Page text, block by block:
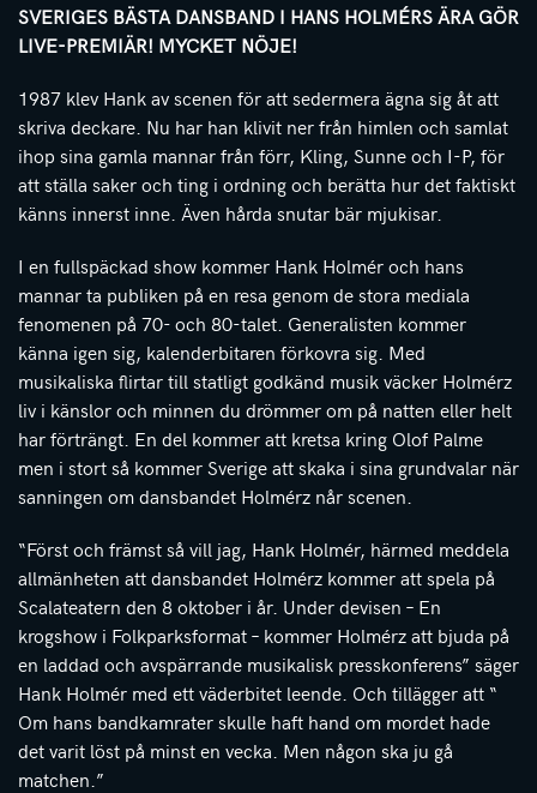
SVERIGES BÄSTA DANSBAND I HANS HOLMÉRS ÄRA GÖR
LIVE-PREMIÄR! MYCKET NÖJE!
1987 klev Hank av scenen för att sedermera ägna sig åt att
skriva deckare. Nu har han klivit ner från himlen och samlat
ihop sina gamla mannar från förr, Kling, Sunne och I-P, för
att ställa saker och ting i ordning och berätta hur det faktiskt
känns innerst inne. Även hårda snutar bär mjukisar.
I en fullspäckad show kommer Hank Holmér och hans
mannar ta publiken på en resa genom de stora mediala
fenomenen på 70- och 80-talet. Generalisten kommer
känna igen sig, kalenderbitaren förkovra sig. Med
musikaliska flirtar till statligt godkänd musik väcker Holmérz
liv i känslor och minnen du drömmer om på natten eller helt
har förträngt. En del kommer att kretsa kring Olof Palme
men i stort så kommer Sverige att skaka i sina grundvalar när
sanningen om dansbandet Holmérz når scenen.
“Först och främst så vill jag, Hank Holmér, härmed meddela
allmänheten att dansbandet Holmérz kommer att spela på
Scalateatern den 8 oktober i år. Under devisen – En
krogshow i Folkparksformat – kommer Holmérz att bjuda på
en laddad och avspärrande musikalisk presskonferens” säger
Hank Holmér med ett väderbitet leende. Och tillägger att “
Om hans bandkamrater skulle haft hand om mordet hade
det varit löst på minst en vecka. Men någon ska ju gå
matchen.”